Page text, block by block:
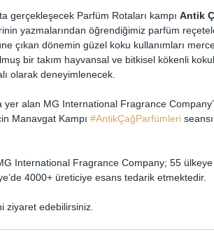
gerçekleşecek Parfüm Rotaları kampı Antik
yazmalarından öğrendiğimiz parfüm
çıkan dönemin güzel koku kullanımları
bir takım hayvansal ve bitkisel kökenli
olarak deneyimlenecek.
yer alan MG International Fragrance
Manavgat Kampı #AntikÇağParfümleri
International Fragrance Company; 55
4000+ üreticiye esans tedarik etmektedir.
ziyaret edebilirsiniz.